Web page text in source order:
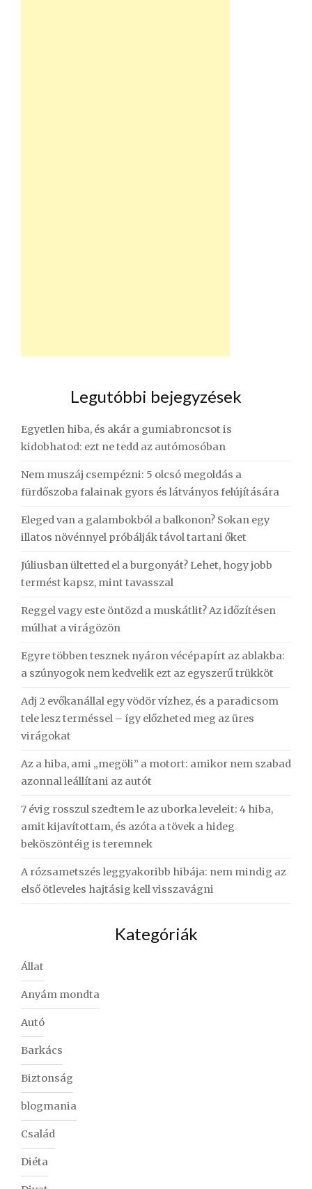
Legutóbbi bejegyzések
Egyetlen hiba, és akár a gumiabroncsot is
kidobhatod: ezt ne tedd az autómosóban
Nem muszáj csempézni: 5 olcsó megoldás a
fürdőszoba falainak gyors és látványos felújítására
Eleged van a galambokból a balkonon? Sokan egy
illatos növénnyel próbálják távol tartani őket
Júliusban ültetted el a burgonyát? Lehet, hogy jobb
termést kapsz, mint tavasszal
Reggel vagy este öntözd a muskátlit? Az időzítésen
múlhat a virágözön
Egyre többen tesznek nyáron vécépapírt az ablakba:
a szúnyogok nem kedvelik ezt az egyszerű trükköt
Adj 2 evőkanállal egy vödör vízhez, és a paradicsom
tele lesz terméssel – így előzheted meg az üres
virágokat
Az a hiba, ami „megöli” a motort: amikor nem szabad
azonnal leállítani az autót
7 évig rosszul szedtem le az uborka leveleit: 4 hiba,
amit kijavítottam, és azóta a tövek a hideg
beköszöntéig is teremnek
A rózsametszés leggyakoribb hibája: nem mindig az
első ötleveles hajtásig kell visszavágni
Kategóriák
Állat
Anyám mondta
Autó
Barkács
Biztonság
blogmania
Család
Diéta